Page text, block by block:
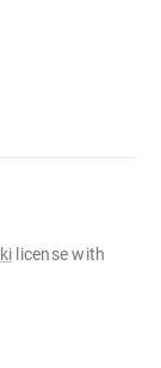
license with